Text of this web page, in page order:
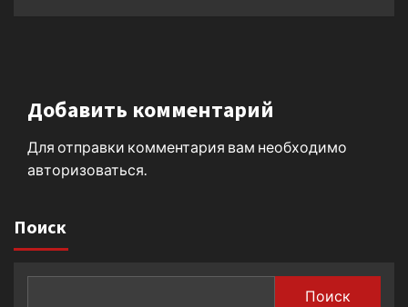
Добавить комментарий
Для отправки комментария вам необходимо
авторизоваться
Поиск
Поиск